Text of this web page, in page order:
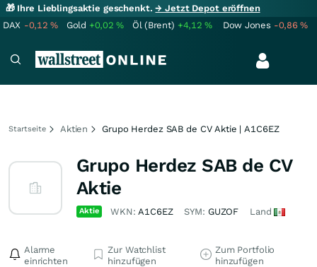
🎁 Ihre Lieblingsaktie geschenkt.→ Jetzt Depot eröffnen
DAX -0,12% Gold +0,02% Öl (Brent) +4,12% Dow Jones -0,86%
Startseite Aktien Grupo Herdez SAB de CV Aktie | A1C6EZ
Grupo Herdez SAB de CV
Aktie
Aktie WKN:A1C6EZ SYM: GUZOF Land
Alarme
einrichten
Zur Watchlist
hinzufügen
Zum Portfolio
hinzufügen